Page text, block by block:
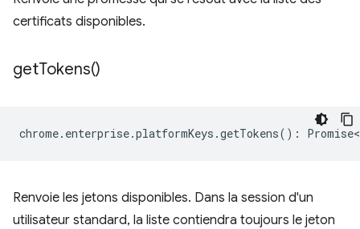
certificats disponibles.
getTokens()
chrome. enterprise.platformKeys .getTokens() : Promise<
Renvoie les jetons disponibles. Dans la session d'un
utilisateur standard, la liste contiendra toujours le jeton